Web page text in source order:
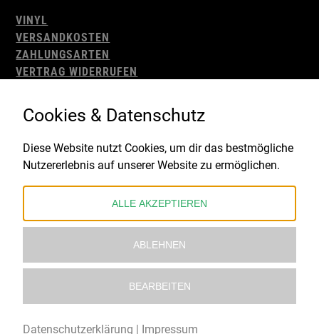
VINYL
VERSANDKOSTEN
ZAHLUNGSARTEN
VERTRAG WIDERRUFEN
WIDERRUFSBELEHRUNG
IMPRESSUM
Gefördert durch:
Cookies & Datenschutz
Diese Website nutzt Cookies, um dir das bestmögliche
Nutzererlebnis auf unserer Website zu ermöglichen.
ALLE AKZEPTIEREN
ABLEHNEN
BEARBEITEN
Datenschutzerklärung | Impressum